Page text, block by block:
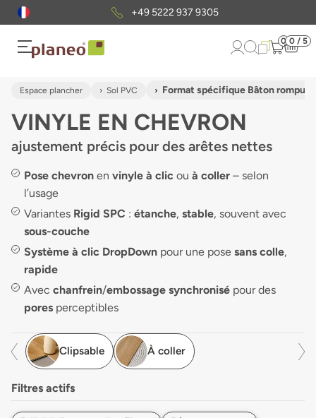
Envoi gratuit d'échantillons
0 0 / 5
Espace plancher Sol PVC Format spécifique Bâton rompu
VINYLE EN CHEVRON
ajustement précis pour des arêtes nettes
Pose chevron en vinyle à clic ou à coller – selon
l’usage
Variantes Rigid SPC : étanche, stable, souvent avec
sous-couche
Système à clic DropDown pour une pose sans colle,
rapide
Avec chanfrein/embossage synchronisé pour des
pores perceptibles
Clipsable À coller
Filtres actifs